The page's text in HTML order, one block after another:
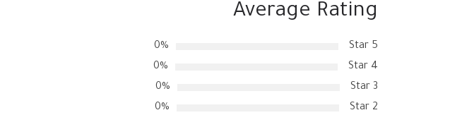
Average Rating
5 Star
0%
4 Star
0%
3 Star
0%
2 Star
0%